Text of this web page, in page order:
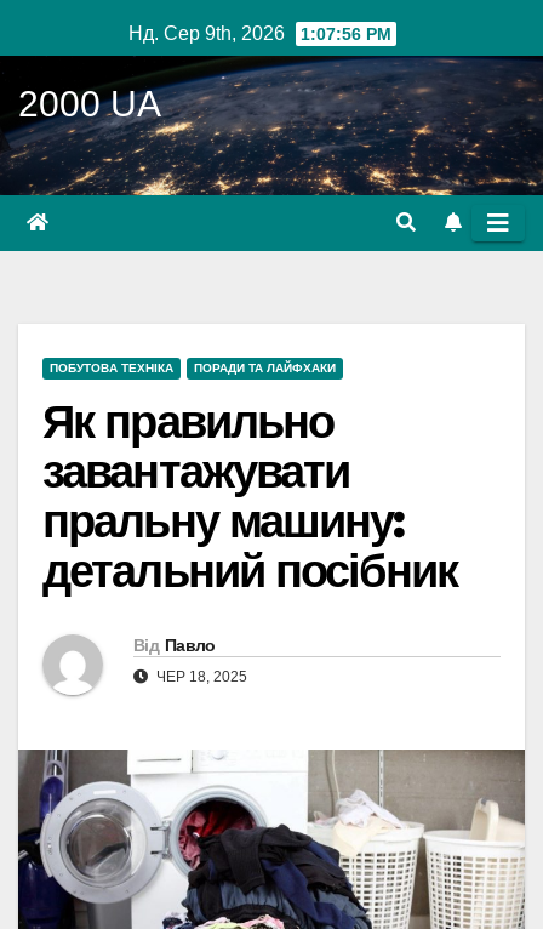
до
вмісту
Нд. Сер 9th, 2026 1:07:57 PM
2000 UA
ПОБУТОВА ТЕХНІКА ПОРАДИ ТА ЛАЙФХАКИ
Як правильно
завантажувати
пральну машину:
детальний посібник
Від Павло
ЧЕР 18, 2025